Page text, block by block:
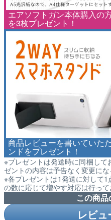
エアソフトガン本体購入の
を3枚プレゼント！
商品レビューを書いていた
ンドをプレゼント！
※プレゼントは発送時に同梱して
ゼントの内容は予告なく変更にな
※各プレゼントは1発送に対して
の数に応じて増やす対応は行っ
この商
レビュ